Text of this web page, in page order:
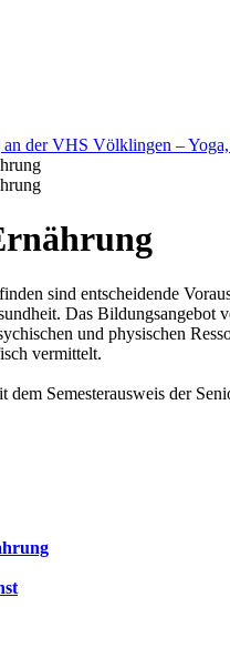
an der VHS Völklingen –
sind entscheidende
Das Bildungsangebot
und physischen
vermittelt.
dem Semesterausweis der